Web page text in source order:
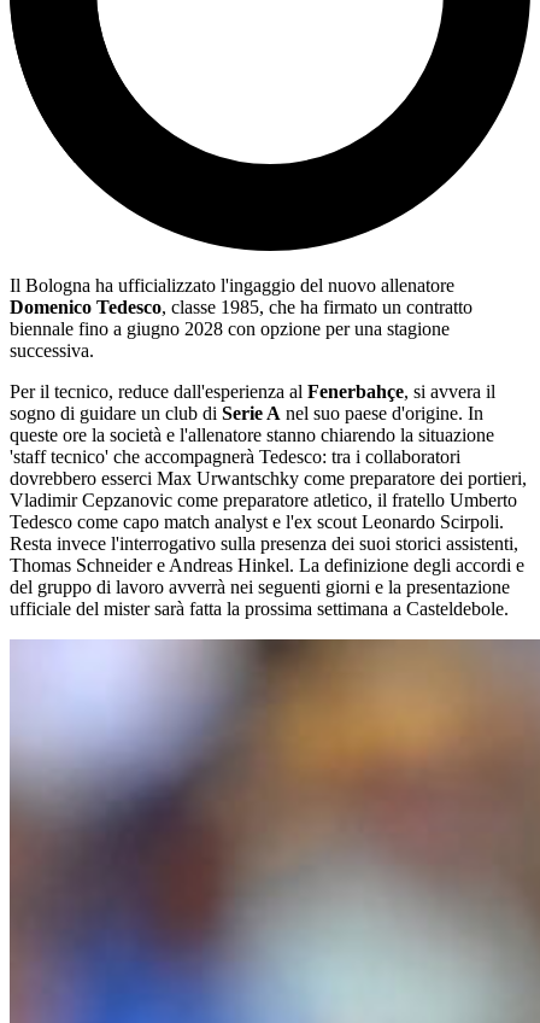
Il Bologna ha ufficializzato l'ingaggio del nuovo allenatore
Domenico Tedesco, classe 1985, che ha firmato un contratto
biennale fino a giugno 2028 con opzione per una stagione
successiva.
Per il tecnico, reduce dall'esperienza al Fenerbahçe, si avvera il
sogno di guidare un club di Serie A nel suo paese d'origine. In
queste ore la società e l'allenatore stanno chiarendo la situazione
'staff tecnico' che accompagnerà Tedesco: tra i collaboratori
dovrebbero esserci Max Urwantschky come preparatore dei portieri,
Vladimir Cepzanovic come preparatore atletico, il fratello Umberto
Tedesco come capo match analyst e l'ex scout Leonardo Scirpoli.
Resta invece l'interrogativo sulla presenza dei suoi storici assistenti,
Thomas Schneider e Andreas Hinkel. La definizione degli accordi e
del gruppo di lavoro avverrà nei seguenti giorni e la presentazione
ufficiale del mister sarà fatta la prossima settimana a Casteldebole.